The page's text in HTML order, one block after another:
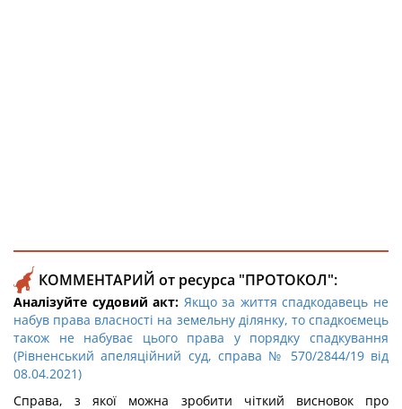
КОММЕНТАРИЙ от ресурса "ПРОТОКОЛ":
Аналізуйте судовий акт: Якщо за життя спадкодавець не
набув права власності на земельну ділянку, то спадкоємець
також не набуває цього права у порядку спадкування
(Рівненський апеляційний суд, справа № 570/2844/19 від
08.04.2021)
Справа, з якої можна зробити чіткий висновок про